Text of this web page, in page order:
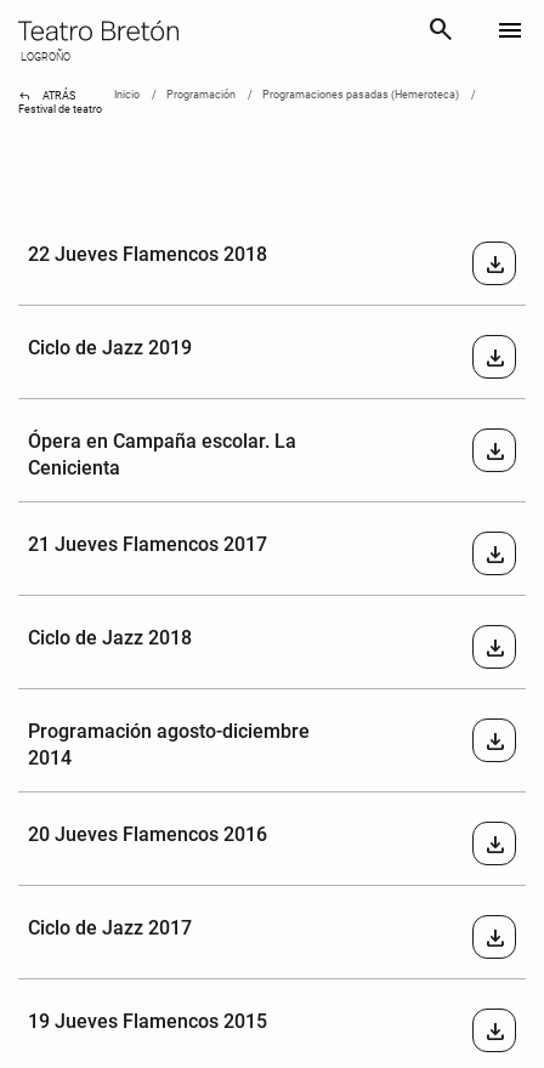
LOGROÑO
search menu
reply ATRÁS Inicio Programación
Programaciones pasadas (Hemeroteca)
Festival de teatro
22 Jueves Flamencos 2018 download
Ciclo de Jazz 2019 download
Ópera en Campaña escolar. La
Cenicienta
download
21 Jueves Flamencos 2017 download
Ciclo de Jazz 2018 download
Programación agosto-diciembre
2014
download
20 Jueves Flamencos 2016 download
Ciclo de Jazz 2017 download
19 Jueves Flamencos 2015 download